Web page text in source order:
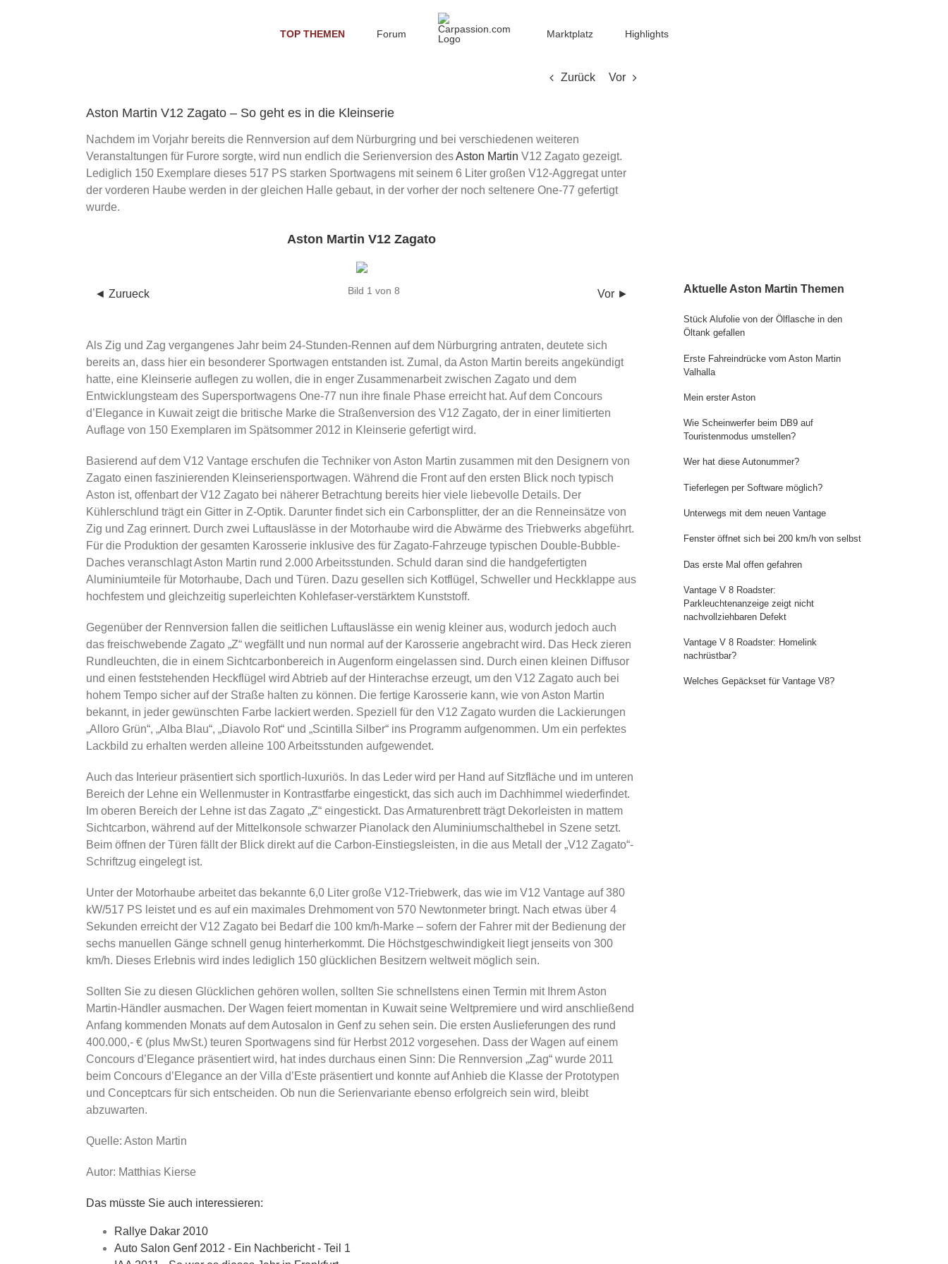
TOP THEMEN Forum Marktplatz Highlights
Zurück Vor
Aston Martin V12 Zagato – So geht es in die Kleinserie
Nachdem im Vorjahr bereits die Rennversion auf dem Nürburgring und bei verschiedenen weiteren
Veranstaltungen für Furore sorgte, wird nun endlich die Serienversion desAston Martin V12 Zagato gezeigt.
Lediglich 150 Exemplare dieses 517 PS starken Sportwagens mit seinem 6 Liter großen V12-Aggregat unter
der vorderen Haube werden in der gleichen Halle gebaut, in der vorher der noch seltenere One-77 gefertigt
wurde.
Aston Martin V12 Zagato
◄ Zurueck Vor ►
Bild 1 von 8
Als Zig und Zag vergangenes Jahr beim 24-Stunden-Rennen auf dem Nürburgring antraten, deutete sich
bereits an, dass hier ein besonderer Sportwagen entstanden ist. Zumal, da Aston Martin bereits angekündigt
hatte, eine Kleinserie auflegen zu wollen, die in enger Zusammenarbeit zwischen Zagato und dem
Entwicklungsteam des Supersportwagens One-77 nun ihre finale Phase erreicht hat. Auf dem Concours
d’Elegance in Kuwait zeigt die britische Marke die Straßenversion des V12 Zagato, der in einer limitierten
Auflage von 150 Exemplaren im Spätsommer 2012 in Kleinserie gefertigt wird.
Basierend auf dem V12 Vantage erschufen die Techniker von Aston Martin zusammen mit den Designern von
Zagato einen faszinierenden Kleinseriensportwagen. Während die Front auf den ersten Blick noch typisch
Aston ist, offenbart der V12 Zagato bei näherer Betrachtung bereits hier viele liebevolle Details. Der
Kühlerschlund trägt ein Gitter in Z-Optik. Darunter findet sich ein Carbonsplitter, der an die Renneinsätze von
Zig und Zag erinnert. Durch zwei Luftauslässe in der Motorhaube wird die Abwärme des Triebwerks abgeführt.
Für die Produktion der gesamten Karosserie inklusive des für Zagato-Fahrzeuge typischen Double-Bubble-
Daches veranschlagt Aston Martin rund 2.000 Arbeitsstunden. Schuld daran sind die handgefertigten
Aluminiumteile für Motorhaube, Dach und Türen. Dazu gesellen sich Kotflügel, Schweller und Heckklappe aus
hochfestem und gleichzeitig superleichten Kohlefaser-verstärktem Kunststoff.
Gegenüber der Rennversion fallen die seitlichen Luftauslässe ein wenig kleiner aus, wodurch jedoch auch
das freischwebende Zagato „Z“ wegfällt und nun normal auf der Karosserie angebracht wird. Das Heck zieren
Rundleuchten, die in einem Sichtcarbonbereich in Augenform eingelassen sind. Durch einen kleinen Diffusor
und einen feststehenden Heckflügel wird Abtrieb auf der Hinterachse erzeugt, um den V12 Zagato auch bei
hohem Tempo sicher auf der Straße halten zu können. Die fertige Karosserie kann, wie von Aston Martin
bekannt, in jeder gewünschten Farbe lackiert werden. Speziell für den V12 Zagato wurden die Lackierungen
„Alloro Grün“, „Alba Blau“, „Diavolo Rot“ und „Scintilla Silber“ ins Programm aufgenommen. Um ein perfektes
Lackbild zu erhalten werden alleine 100 Arbeitsstunden aufgewendet.
Auch das Interieur präsentiert sich sportlich-luxuriös. In das Leder wird per Hand auf Sitzfläche und im unteren
Bereich der Lehne ein Wellenmuster in Kontrastfarbe eingestickt, das sich auch im Dachhimmel wiederfindet.
Im oberen Bereich der Lehne ist das Zagato „Z“ eingestickt. Das Armaturenbrett trägt Dekorleisten in mattem
Sichtcarbon, während auf der Mittelkonsole schwarzer Pianolack den Aluminiumschalthebel in Szene setzt.
Beim öffnen der Türen fällt der Blick direkt auf die Carbon-Einstiegsleisten, in die aus Metall der „V12 Zagato“-
Schriftzug eingelegt ist.
Unter der Motorhaube arbeitet das bekannte 6,0 Liter große V12-Triebwerk, das wie im V12 Vantage auf 380
kW/517 PS leistet und es auf ein maximales Drehmoment von 570 Newtonmeter bringt. Nach etwas über 4
Sekunden erreicht der V12 Zagato bei Bedarf die 100 km/h-Marke – sofern der Fahrer mit der Bedienung der
sechs manuellen Gänge schnell genug hinterherkommt. Die Höchstgeschwindigkeit liegt jenseits von 300
km/h. Dieses Erlebnis wird indes lediglich 150 glücklichen Besitzern weltweit möglich sein.
Sollten Sie zu diesen Glücklichen gehören wollen, sollten Sie schnellstens einen Termin mit Ihrem Aston
Martin-Händler ausmachen. Der Wagen feiert momentan in Kuwait seine Weltpremiere und wird anschließend
Anfang kommenden Monats auf dem Autosalon in Genf zu sehen sein. Die ersten Auslieferungen des rund
400.000,- € (plus MwSt.) teuren Sportwagens sind für Herbst 2012 vorgesehen. Dass der Wagen auf einem
Concours d’Elegance präsentiert wird, hat indes durchaus einen Sinn: Die Rennversion „Zag“ wurde 2011
beim Concours d’Elegance an der Villa d’Este präsentiert und konnte auf Anhieb die Klasse der Prototypen
und Conceptcars für sich entscheiden. Ob nun die Serienvariante ebenso erfolgreich sein wird, bleibt
abzuwarten.
Quelle: Aston Martin
Autor: Matthias Kierse
Das müsste Sie auch interessieren:
Rallye Dakar 2010
Auto Salon Genf 2012 - Ein Nachbericht - Teil 1
Aktuelle Aston Martin Themen
Stück Alufolie von der Ölflasche in den
Öltank gefallen
Erste Fahreindrücke vom Aston Martin
Valhalla
Mein erster Aston
Wie Scheinwerfer beim DB9 auf
Touristenmodus umstellen?
Wer hat diese Autonummer?
Tieferlegen per Software möglich?
Unterwegs mit dem neuen Vantage
Fenster öffnet sich bei 200 km/h von selbst
Das erste Mal offen gefahren
Vantage V 8 Roadster:
Parkleuchtenanzeige zeigt nicht
nachvollziehbaren Defekt
Vantage V 8 Roadster: Homelink
nachrüstbar?
Welches Gepäckset für Vantage V8?